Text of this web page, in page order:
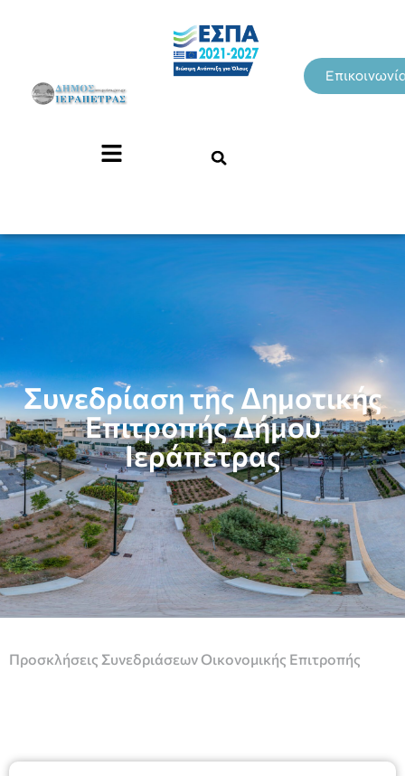
Συνεδρίαση της Δημοτικής
Επιτροπής Δήμου
Ιεράπετρας
Προσκλήσεις Συνεδριάσεων Οικονομικής Επιτροπής